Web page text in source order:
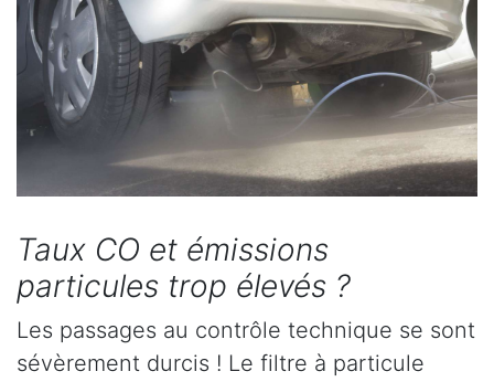
Taux CO et émissions
particules trop élevés ?
Les passages au contrôle technique se sont
sévèrement durcis ! Le filtre à particule